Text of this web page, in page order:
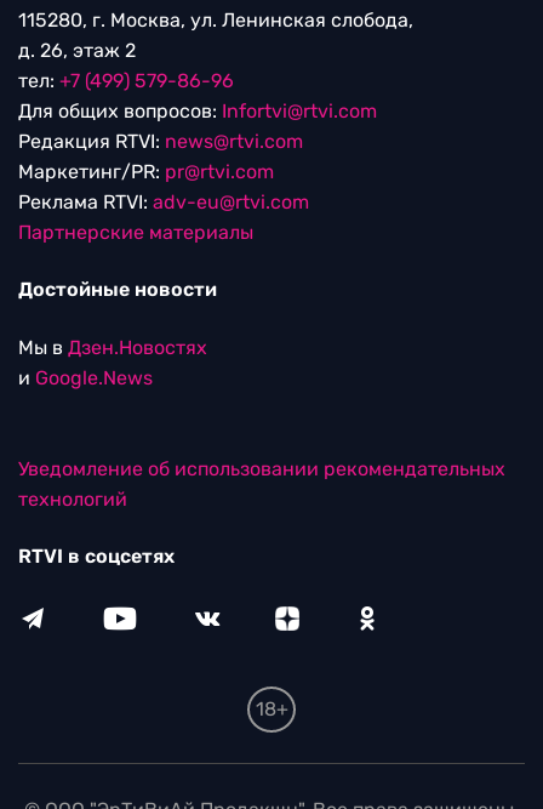
115280, г. Москва, ул. Ленинская слобода,
д. 26, этаж 2
тел: +7 (499) 579-86-96
Для общих вопросов: Infortvi@rtvi.com
Редакция RTVI: news@rtvi.com
Маркетинг/PR: pr@rtvi.com
Реклама RTVI: adv-eu@rtvi.com
Партнерские материалы
Достойные новости
Мы в Дзен.Новостях
и Google.News
Уведомление об использовании рекомендательных
технологий
RTVI в соцсетях
18+